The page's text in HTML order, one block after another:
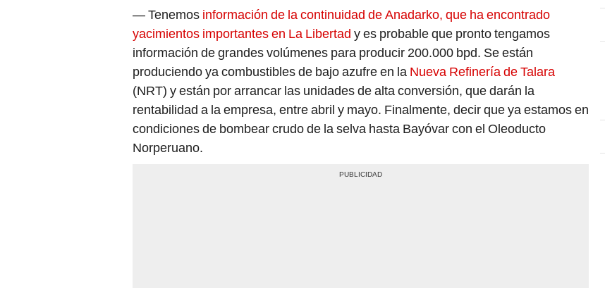
— Tenemos información de la continuidad de Anadarko, que ha encontrado
yacimientos importantes en La Libertad y es probable que pronto tengamos
información de grandes volúmenes para producir 200.000 bpd. Se están
produciendo ya combustibles de bajo azufre en la Nueva Refinería de Talara
(NRT) y están por arrancar las unidades de alta conversión, que darán la
rentabilidad a la empresa, entre abril y mayo. Finalmente, decir que ya estamos en
condiciones de bombear crudo de la selva hasta Bayóvar con el Oleoducto
Norperuano.